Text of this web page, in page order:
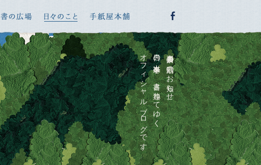
喜多川泰の活動のお知らせ、
日々の出来事を、書き連ねてゆく
オフィシャルブログです。